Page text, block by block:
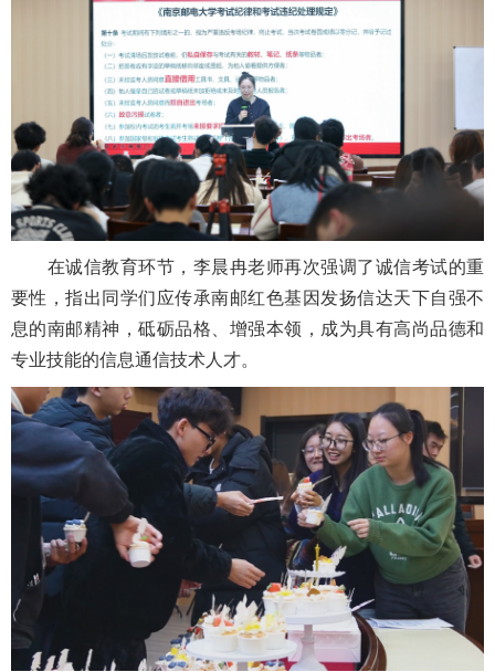
在诚信教育环节，李晨冉老师再次强调了诚信考试的重
要性，指出同学们应传承南邮红色基因发扬信达天下自强不
息的南邮精神，砥砺品格、增强本领，成为具有高尚品德和
专业技能的信息通信技术人才。